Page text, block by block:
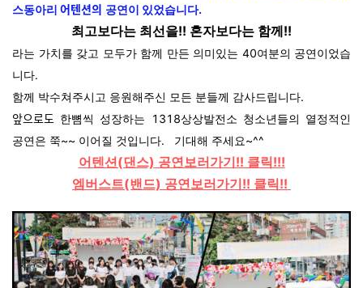
스동아리 어텐션의 공연이 있었습니다.
최고보다는 최선을!! 혼자보다는 함께!!
라는 가치를 갖고 모두가 함께 만든 의미있는 40여분의 공연이었습
니다.
함께 박수쳐주시고 응원해주신 모든 분들께 감사드립니다.
앞으로도 한뼘씩 성장하는 1318상상발전소 청소년들의 열정적인
공연은 쭉~~ 이어질 것입니다. 기대해 주세요~^^
어텐션(댄스) 공연보러가기!! 클릭!!!
엠버스트(밴드) 공연보러가기!! 클릭!!